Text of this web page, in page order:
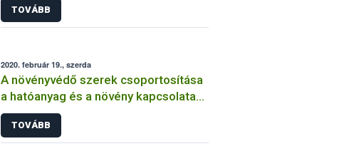
TOVÁBB
2020. február 19., szerda
A növényvédő szerek csoportosítása
a hatóanyag és a növény kapcsolata
szerint
TOVÁBB